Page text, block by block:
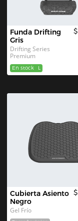
Funda Drifting
Gris
Drifting Series
Premium
En stock L
Cubierta Asiento
Negro
Gel Frío